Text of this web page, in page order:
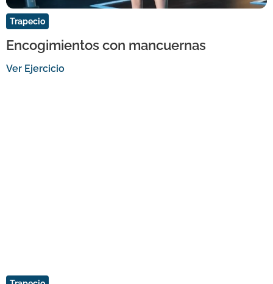
Trapecio
Encogimientos con mancuernas
Ver Ejercicio